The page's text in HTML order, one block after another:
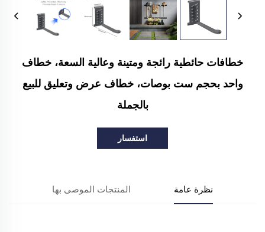
خطافات حائطية رائجة ومتينة وعالية السعة، خطاف
واحد بحجم ست بوصات، خطاف عرض وتعليق للبيع
بالجملة
استفسار
نظرة عامة المنتجات الموصى بها